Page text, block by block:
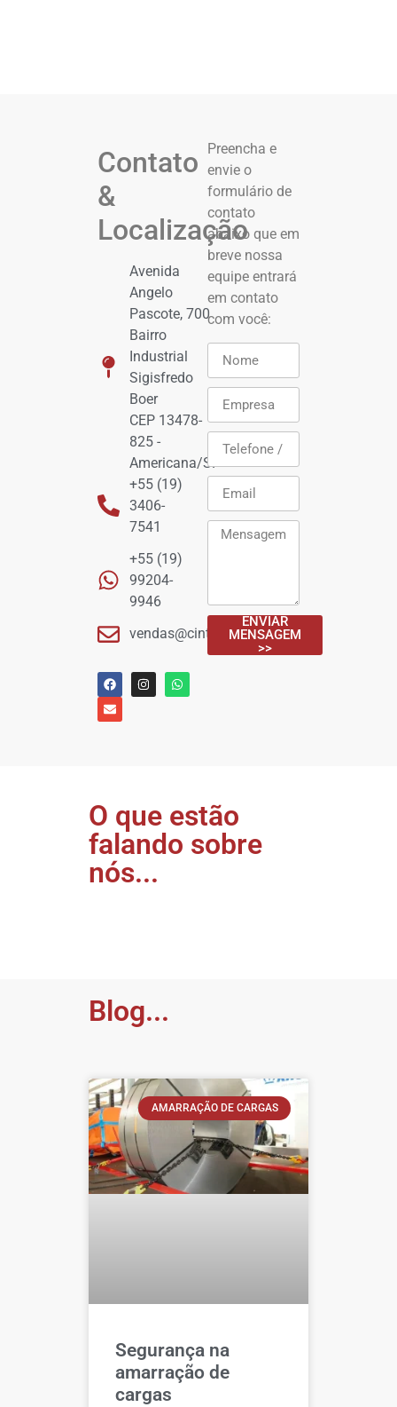
Contato
&
Localização
Avenida
Angelo
Pascote, 700
Bairro
Industrial
Sigisfredo
Boer
CEP 13478-
825 -
Americana/SP
+55 (19)
3406-
7541
+55 (19)
99204-
9946
vendas@cintamax.com.br
Preencha e
envie o
formulário de
contato
abaixo que em
breve nossa
equipe entrará
em contato
com você:
ENVIAR
MENSAGEM
>>
O que estão
falando sobre
nós...
Blog...
AMARRAÇÃO DE CARGAS
Segurança na
amarração de
cargas